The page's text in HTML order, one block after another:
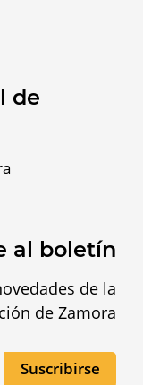
de
al boletín
de la
de Zamora